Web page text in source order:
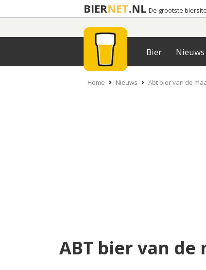
BIERNET.NL De grootste
Bier
Home Nieuws Abt bier van de
ABT bier van